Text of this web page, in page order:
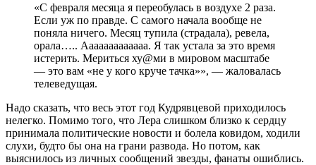
«С февраля месяца я переобулась в воздухе 2 раза.
Если уж по правде. С самого начала вообще не
поняла ничего. Месяц тупила (страдала), ревела,
орала….. Ааааааааааааа. Я так устала за это время
истерить. Мериться ху@ми в мировом масштабе
— это вам «не у кого круче тачка»», — жаловалась
телеведущая.
Надо сказать, что весь этот год Кудрявцевой приходилось
нелегко. Помимо того, что Лера слишком близко к сердцу
принимала политические новости и болела ковидом, ходили
слухи, будто бы она на грани развода. Но потом, как
выяснилось из личных сообщений звезды, фанаты ошиблись.